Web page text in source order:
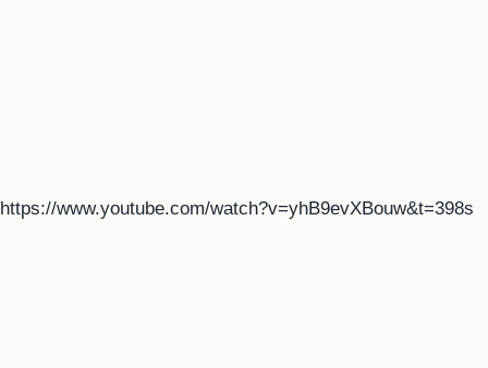
https://www.youtube.com/watch?v=yhB9evXBouw&t=398s